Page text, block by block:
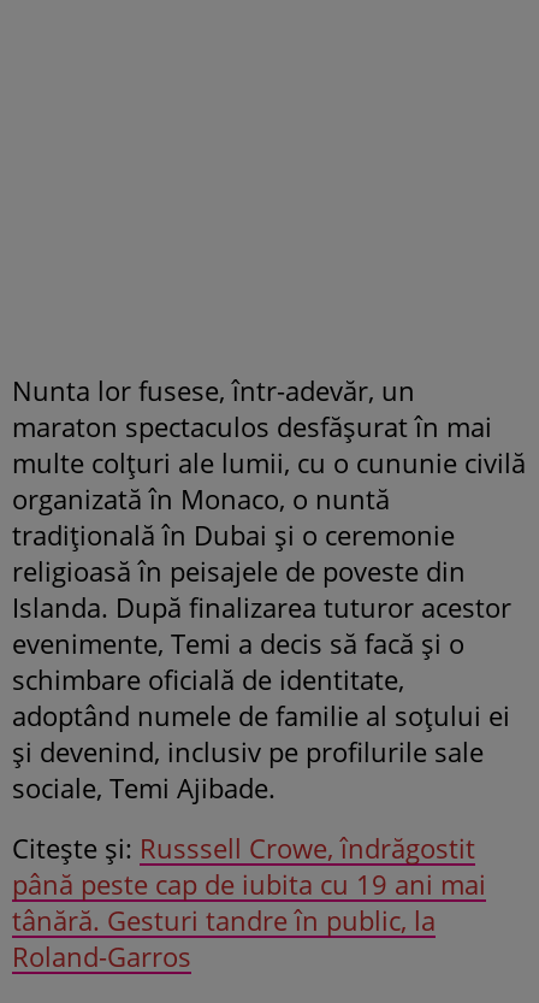
Nunta lor fusese, într-adevăr, un
maraton spectaculos desfășurat în mai
multe colțuri ale lumii, cu o cununie civilă
organizată în Monaco, o nuntă
tradițională în Dubai și o ceremonie
religioasă în peisajele de poveste din
Islanda. După finalizarea tuturor acestor
evenimente, Temi a decis să facă și o
schimbare oficială de identitate,
adoptând numele de familie al soțului ei
și devenind, inclusiv pe profilurile sale
sociale, Temi Ajibade.
Citeşte şi: Russsell Crowe, îndrăgostit
până peste cap de iubita cu 19 ani mai
tânără. Gesturi tandre în public, la
Roland-Garros